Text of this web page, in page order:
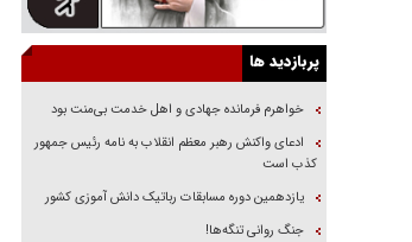
پربازدید ها
خواهرم فرمانده جهادی و اهل خدمت بی‌منت بود
ادعای واکنش رهبر معظم انقلاب به نامه رئیس جمهور
کذب است
یازدهمین دوره مسابقات رباتیک دانش آموزی کشور
جنگ روانی تنگه‌ها!